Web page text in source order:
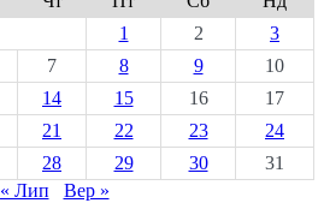
1
2
3
7 8 9
10
14 15 16
17
21 22 23
24
28 29 30
31
« Лип
Вер »